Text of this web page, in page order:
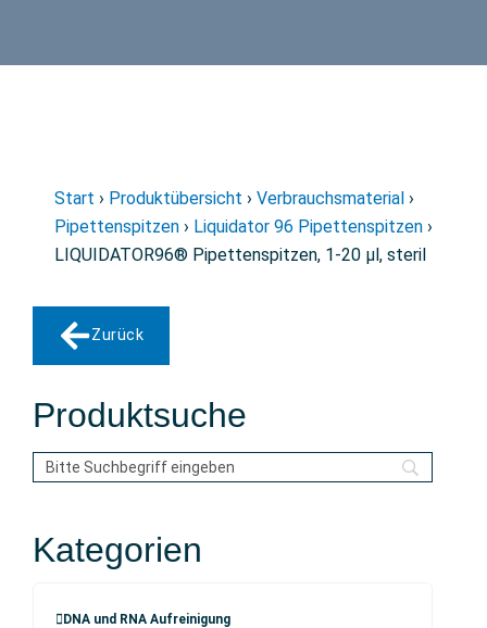
Start › Produktübersicht › Verbrauchsmaterial ›
Pipettenspitzen › Liquidator 96 Pipettenspitzen ›
LIQUIDATOR96® Pipettenspitzen, 1-20 µl, steril
Zurück
Produktsuche
Kategorien
DNA und RNA Aufreinigung